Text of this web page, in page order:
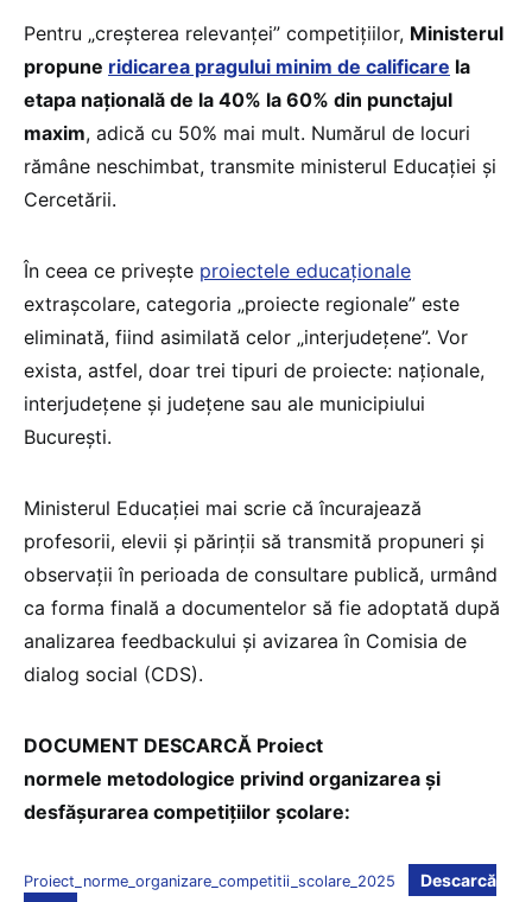
Pentru „creșterea relevanței” competițiilor, Ministerul
propune ridicarea pragului minim de calificare la
etapa națională de la 40% la 60% din punctajul
maxim, adică cu 50% mai mult. Numărul de locuri
rămâne neschimbat, transmite ministerul Educației și
Cercetării.
În ceea ce privește proiectele educaționale
extrașcolare, categoria „proiecte regionale” este
eliminată, fiind asimilată celor „interjudețene”. Vor
exista, astfel, doar trei tipuri de proiecte: naționale,
interjudețene și județene sau ale municipiului
București.
Ministerul Educației mai scrie că încurajează
profesorii, elevii și părinții să transmită propuneri și
observații în perioada de consultare publică, urmând
ca forma finală a documentelor să fie adoptată după
analizarea feedbackului și avizarea în Comisia de
dialog social (CDS).
DOCUMENT DESCARCĂ Proiect
normele metodologice privind organizarea şi
desfășurarea competițiilor școlare:
Proiect_norme_organizare_competitii_scolare_2025
Descarcă